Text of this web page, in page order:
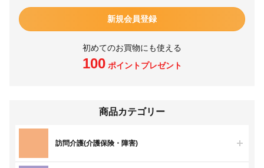
新規会員登録
初めてのお買物にも使える
100ポイントプレゼント
商品カテゴリー
訪問介護(介護保険・障害)